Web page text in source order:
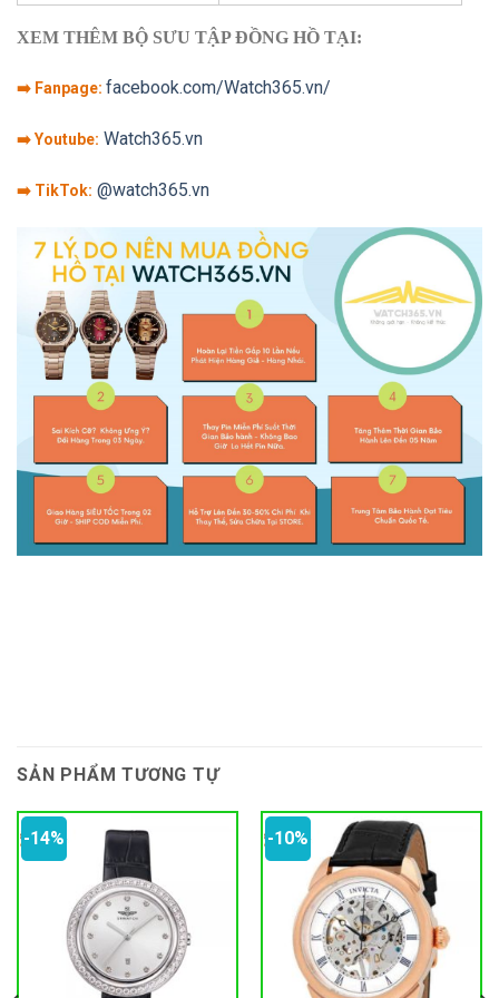
XEM THÊM BỘ SƯU TẬP ĐỒNG HỒ TẠI:
➡️ Fanpage: facebook.com/Watch365.vn/
➡️ Youtube: Watch365.vn
➡️ TikTok: @watch365.vn
SẢN PHẨM TƯƠNG TỰ
-14% -10%